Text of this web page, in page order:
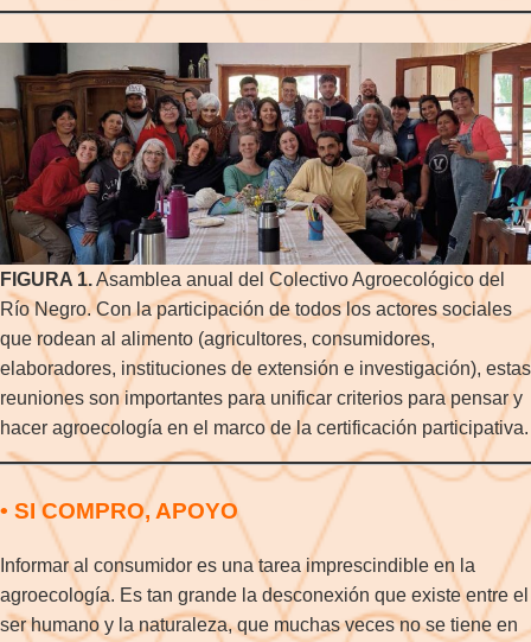
FIGURA 1.Asamblea anual del Colectivo Agroecológico del
Río Negro. Con la participación de todos los actores sociales
que rodean al alimento (agricultores, consumidores,
elaboradores, instituciones de extensión e investigación), estas
reuniones son importantes para unificar criterios para pensar y
hacer agroecología en el marco de la certificación participativa.
• SI COMPRO, APOYO
Informar al consumidor es una tarea imprescindible en la
agroecología. Es tan grande la desconexión que existe entre el
ser humano y la naturaleza, que muchas veces no se tiene en